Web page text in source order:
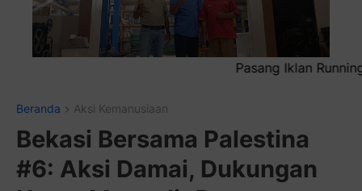
Pasang Iklan Running Text Anda di sini atau bisa juga
Beranda Aksi Kemanusiaan
Bekasi Bersama Palestina
#6: Aksi Damai, Dukungan